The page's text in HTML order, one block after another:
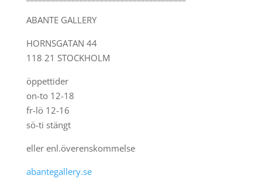
ABANTE GALLERY
HORNSGATAN 44
118 21 STOCKHOLM
öppettider
on-to 12-18
fr-lö 12-16
sö-ti stängt
eller enl.överenskommelse
abantegallery.se